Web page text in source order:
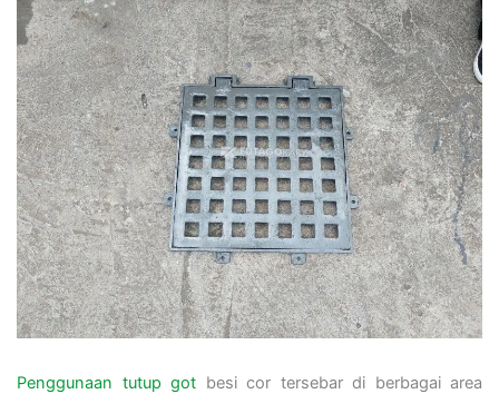
Penggunaan tutup got besi cor tersebar di berbagai area